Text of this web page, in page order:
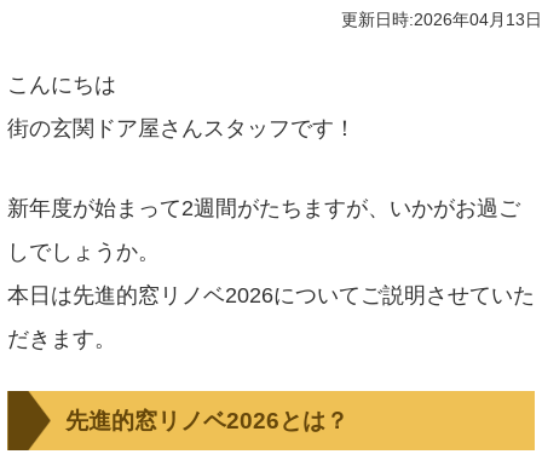
更新日時:2026年04月13日
こんにちは
街の玄関ドア屋さんスタッフです！
新年度が始まって2週間がたちますが、いかがお過ご
しでしょうか。
本日は先進的窓リノベ2026についてご説明させていた
だきます。
先進的窓リノベ2026とは？